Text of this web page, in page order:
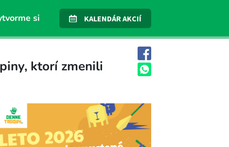
si KALENDÁR AKCIÍ
ktorí zmenili